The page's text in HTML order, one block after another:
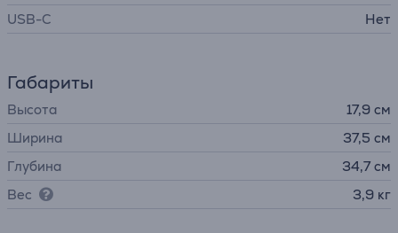
USB-C
Нет
Габариты
Высота
17,9 см
Ширина
37,5 см
Глубина
34,7 см
Вес
3,9 кг